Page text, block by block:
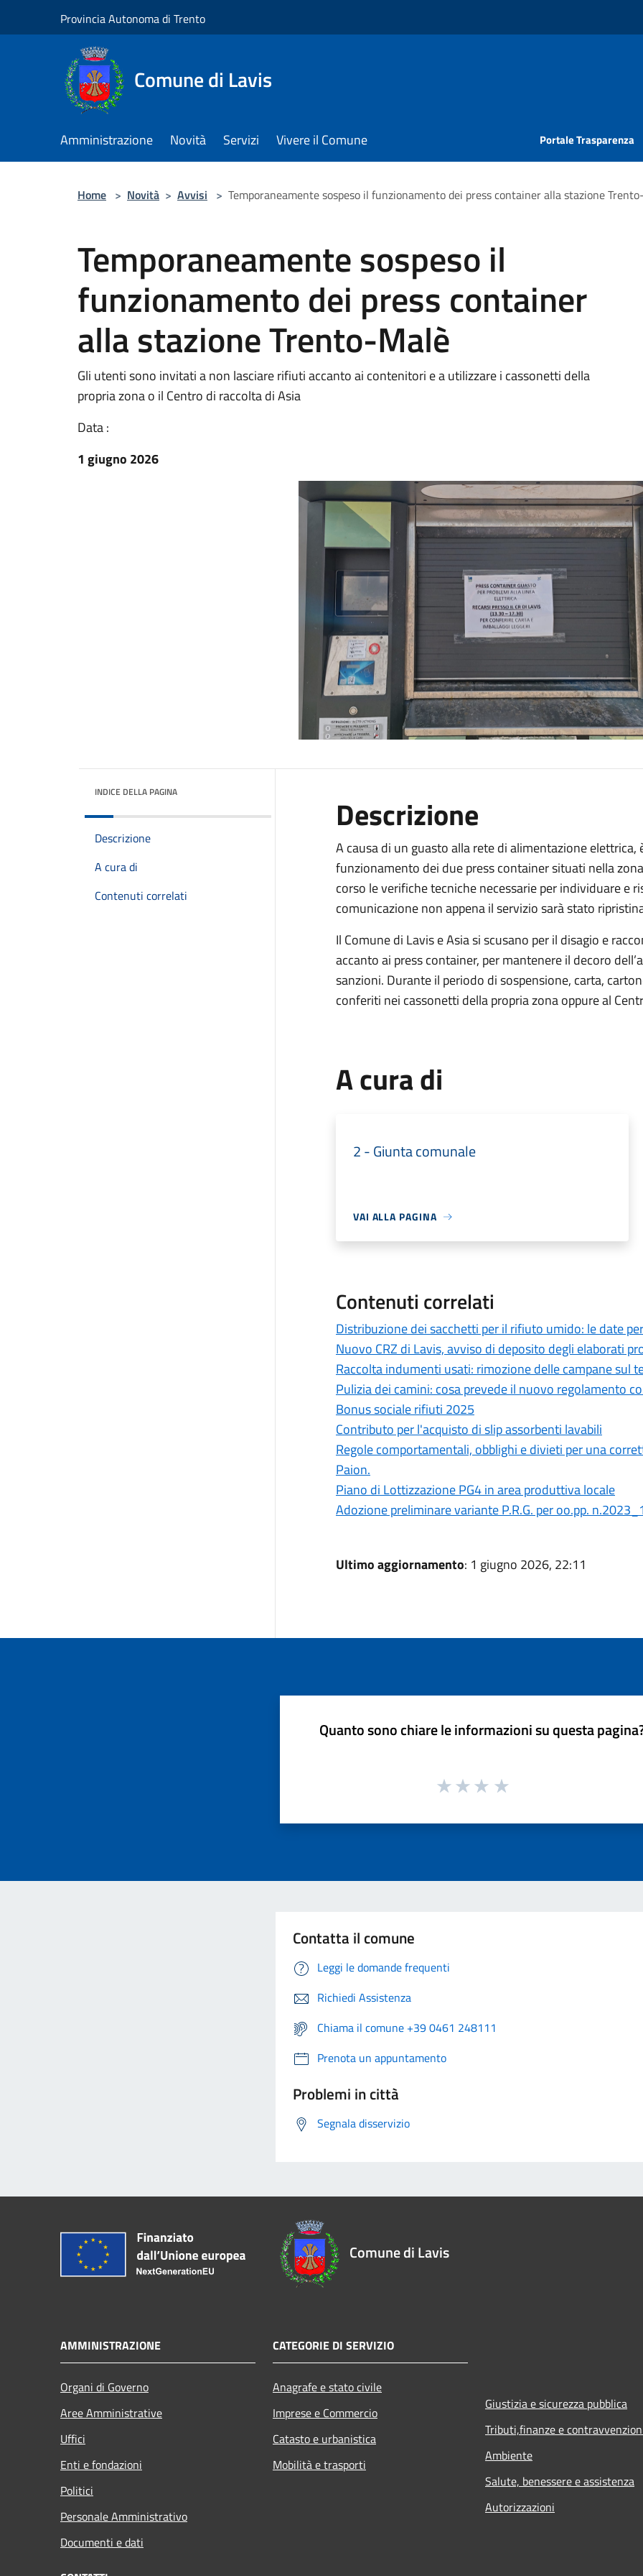
Provincia Autonoma di Trento
Comune di Lavis
Amministrazione Novità Servizi Vivere il Comune Portale Trasparenza
Home > Novità > Avvisi > Temporaneamente sospeso il funzionamento dei press container alla stazione
Temporaneamente sospeso il
funzionamento dei press container
alla stazione Trento-Malè
Gli utenti sono invitati a non lasciare rifiuti accanto ai contenitori e a utilizzare i cassonetti della
propria zona o il Centro di raccolta di Asia
Data :
1 giugno 2026
INDICE DELLA PAGINA
Descrizione
A cura di
Contenuti correlati
Descrizione
A causa di un guasto alla rete di alimentazione
funzionamento dei due press container situati nella
corso le verifiche tecniche necessarie per individuare e
comunicazione non appena il servizio sarà stato
Il Comune di Lavis e Asia si scusano per il disagio e
accanto ai press container, per mantenere il decoro
sanzioni. Durante il periodo di sospensione, carta,
conferiti nei cassonetti della propria zona oppure al
A cura di
2 - Giunta comunale
VAI ALLA PAGINA
Contenuti correlati
Distribuzione dei sacchetti per il rifiuto umido: le date
Nuovo CRZ di Lavis, avviso di deposito degli elaborati
Raccolta indumenti usati: rimozione delle campane sul
Pulizia dei camini: cosa prevede il nuovo regolamento
Bonus sociale rifiuti 2025
Contributo per l'acquisto di slip assorbenti lavabili
Regole comportamentali, obblighi e divieti per una
Paion.
Piano di Lottizzazione PG4 in area produttiva locale
Adozione preliminare variante P.R.G. per oo.pp.
Ultimo aggiornamento: 1 giugno 2026, 22:11
Quanto sono chiare le informazioni su questa
Contatta il comune
Leggi le domande frequenti
Richiedi Assistenza
Chiama il comune +39 0461 248111
Prenota un appuntamento
Problemi in città
Segnala disservizio
Comune di Lavis
AMMINISTRAZIONE
Organi di Governo
Aree Amministrative
Uffici
Enti e fondazioni
Politici
Personale Amministrativo
Documenti e dati
CATEGORIE DI SERVIZIO
Anagrafe e stato civile
Imprese e Commercio
Catasto e urbanistica
Mobilità e trasporti
Giustizia e sicurezza pubblica
Tributi,finanze e
Ambiente
Salute, benessere e assistenza
Autorizzazioni